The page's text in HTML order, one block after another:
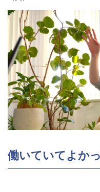
働いていてよか